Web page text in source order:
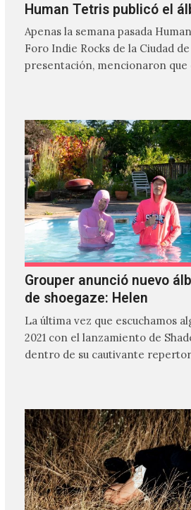
Human Tetris publicó el
Apenas la semana pasada
Foro Indie Rocks de la Ciudad
presentación, mencionaron
Grouper anunció nuevo
de shoegaze: Helen
La última vez que escuchamos
2021 con el lanzamiento de
dentro de su cautivante